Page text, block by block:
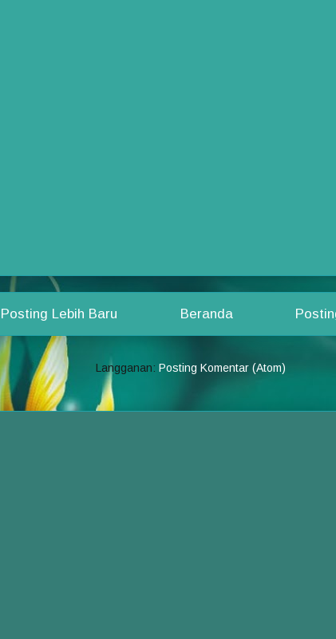
Posting Lebih Baru Beranda
Langganan: Posting Komentar (Atom)